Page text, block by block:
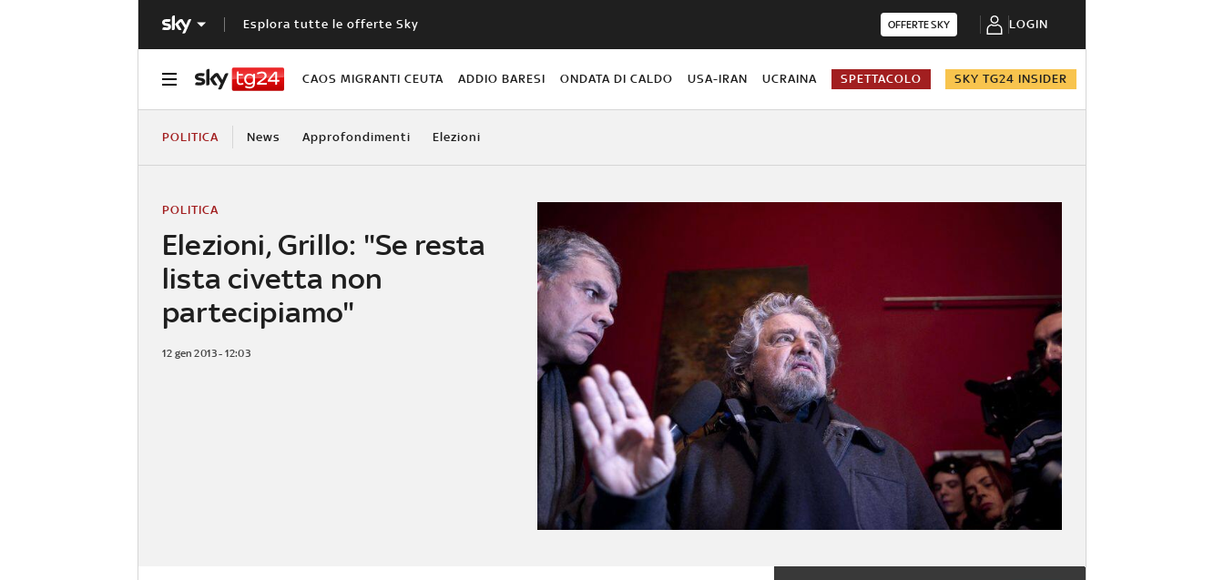
Esplora tutte le offerte Sky OFFERTE SKY LOGIN
CAOS MIGRANTI CEUTA ADDIO BARESI ONDATA DI CALDO USA-IRAN UCRAINA SPETTACOLO SKY TG24 INSIDER
POLITICA News Approfondimenti Elezioni
Elezioni, Grillo: "Se resta
lista civetta non
partecipiamo"
POLITICA
12 gen 2013 - 12:03